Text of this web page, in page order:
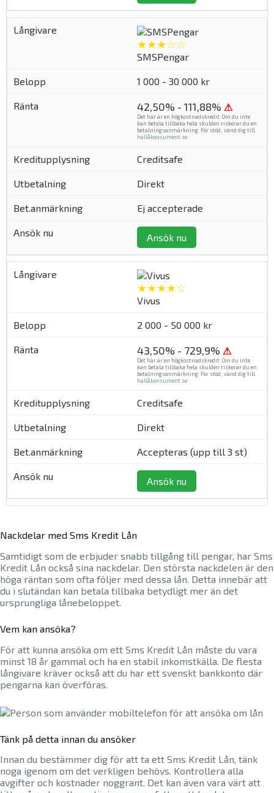
★★★☆☆
SMSPengar
1 000 - 30 000 kr
42,50% - 111,88% ⚠
Det här är en högkostnadskredit. Om du inte
kan betala tillbaka hela skulden riskerar du en
betalningsanmärkning. För stöd, vänd dig till
hallåkonsument.se
Creditsafe
Direkt
Ej accepterade
Ansök nu
★★★★☆
Vivus
2 000 - 50 000 kr
43,50% - 729,9% ⚠
Det här är en högkostnadskredit. Om du inte
kan betala tillbaka hela skulden riskerar du en
betalningsanmärkning. För stöd, vänd dig till
hallåkonsument.se.
Creditsafe
Direkt
Accepteras (upp till 3 st)
Ansök nu
Nackdelar med Sms Kredit Lån
Samtidigt som de erbjuder snabb tillgång till pengar, har Sms
Kredit Lån också sina nackdelar. Den största nackdelen är den
höga räntan som ofta följer med dessa lån. Detta innebär att
du i slutändan kan betala tillbaka betydligt mer än det
ursprungliga lånebeloppet.
Vem kan ansöka?
För att kunna ansöka om ett Sms Kredit Lån måste du vara
minst 18 år gammal och ha en stabil inkomstkälla. De flesta
långivare kräver också att du har ett svenskt bankkonto där
pengarna kan överföras.
Tänk på detta innan du ansöker
Innan du bestämmer dig för att ta ett Sms Kredit Lån, tänk
noga igenom om det verkligen behövs. Kontrollera alla
avgifter och kostnader noggrant. Det kan även vara värt att